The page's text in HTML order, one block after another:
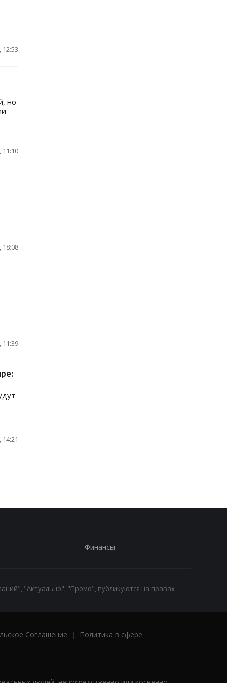
но
11:10
18:08
11:39
Финансы
"Актуально", "Промо", публикуются на правах
Соглашение |
Политика в сфере